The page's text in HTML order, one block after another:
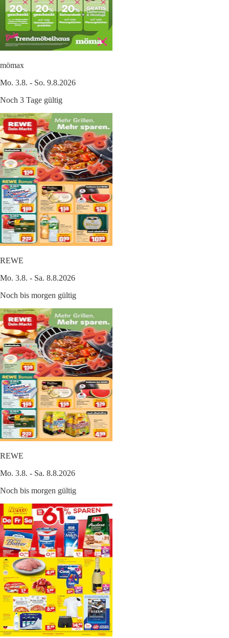
mömax
Mo. 3.8. - So. 9.8.2026
Noch 3 Tage gültig
REWE
Mo. 3.8. - Sa. 8.8.2026
Noch bis morgen gültig
REWE
Mo. 3.8. - Sa. 8.8.2026
Noch bis morgen gültig